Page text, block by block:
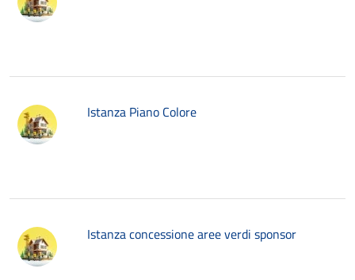
Istanza Piano Colore
Istanza concessione aree verdi sponsor